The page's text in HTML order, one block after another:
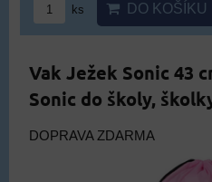
ks DO KOŠÍKU
Vak Ježek Sonic 43
Sonic do školy,
DOPRAVA ZDARMA